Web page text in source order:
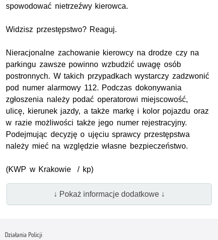
spowodować nietrzeźwy kierowca.
Widzisz przestępstwo? Reaguj.
Nieracjonalne zachowanie kierowcy na drodze czy na
parkingu zawsze powinno wzbudzić uwagę osób
postronnych. W takich przypadkach wystarczy zadzwonić
pod numer alarmowy 112. Podczas dokonywania
zgłoszenia należy podać operatorowi miejscowość,
ulicę, kierunek jazdy, a także markę i kolor pojazdu oraz
w razie możliwości także jego numer rejestracyjny.
Podejmując decyzję o ujęciu sprawcy przestępstwa
należy mieć na względzie własne bezpieczeństwo.
(KWP w Krakowie / kp)
↓ Pokaż informacje dodatkowe ↓
Działania Policji